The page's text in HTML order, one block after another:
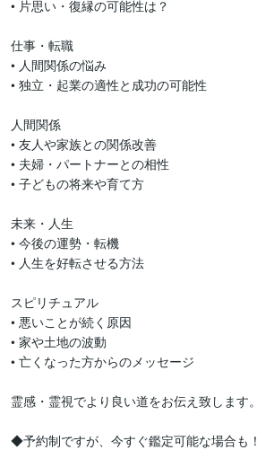
• 片思い・復縁の可能性は？
仕事・転職
• 人間関係の悩み
• 独立・起業の適性と成功の可能性
人間関係
• 友人や家族との関係改善
• 夫婦・パートナーとの相性
• 子どもの将来や育て方
未来・人生
• 今後の運勢・転機
• 人生を好転させる方法
スピリチュアル
• 悪いことが続く原因
• 家や土地の波動
• 亡くなった方からのメッセージ
霊感・霊視でより良い道をお伝え致します。
◆予約制ですが、今すぐ鑑定可能な場合も！